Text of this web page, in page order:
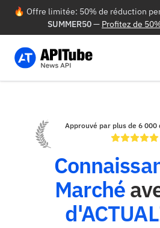
🔥 Offre limitée: 50% de réduction
SUMMER50— Profitez de
Approuvé par plus de 6 000
Marché